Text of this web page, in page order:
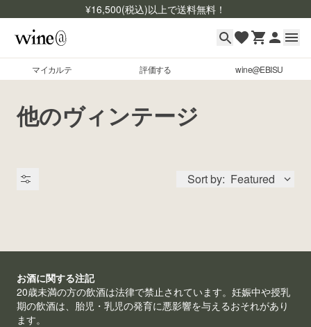
¥16,500(税込)以上で送料無料！
マイカルテ 評価する wine@EBISU
マイカルテ
評価する
商品検索
お問い合わせ
他のヴィンテージ
Sort by: Featured
出品状況
銘柄コード
お酒に関する注記
20歳未満の方の飲酒は法律で禁止されています。妊娠中や授乳
期の飲酒は、胎児・乳児の発育に悪影響を与えるおそれがあり
ます。